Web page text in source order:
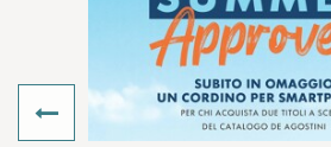
Previous